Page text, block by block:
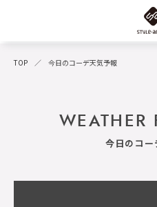
TOP 今日のコーデ天気予報
WEATHER
今日のコ